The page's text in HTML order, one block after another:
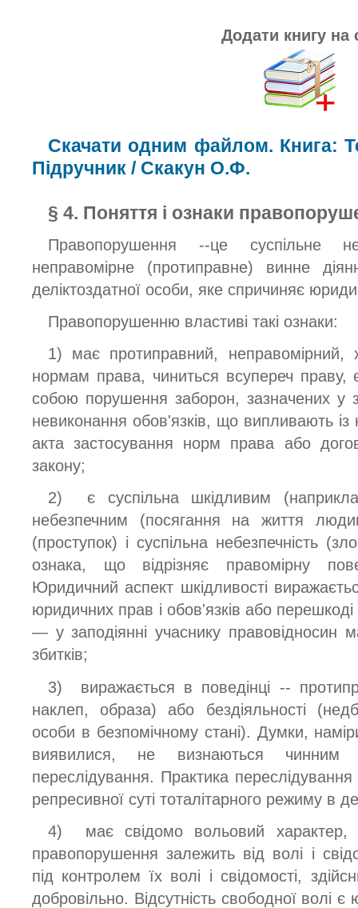
Додати книгу на
Скачати одним файлом. Книга:
Підручник / Скакун О.Ф.
§ 4. Поняття і ознаки
Правопорушення --це суспільне
неправомірне (протиправне) винне
деліктоздатної особи, яке спричиняє
Правопорушенню властиві такі ознаки:
1) має протиправний, неправомірний,
нормам права, чиниться всупереч праву,
собою порушення заборон, зазначених у
невиконання обов'язків, що випливають
акта застосування норм права або
закону;
2) є суспільна шкідливим
небезпечним (посягання на життя
(проступок) і суспільна небезпечність
ознака, що відрізняє правомірну
Юридичний аспект шкідливості
юридичних прав і обов'язків або
— у заподіянні учаснику правовідносин
збитків;
3) виражається в поведінці --
наклеп, образа) або бездіяльності
особи в безпомічному стані). Думки,
виявилися, не визнаються чинним
переслідування. Практика
репресивної суті тоталітарного режиму в
4) має свідомо вольовий характер,
правопорушення залежить від волі і
під контролем їх волі і свідомості,
добровільно. Відсутність свободної